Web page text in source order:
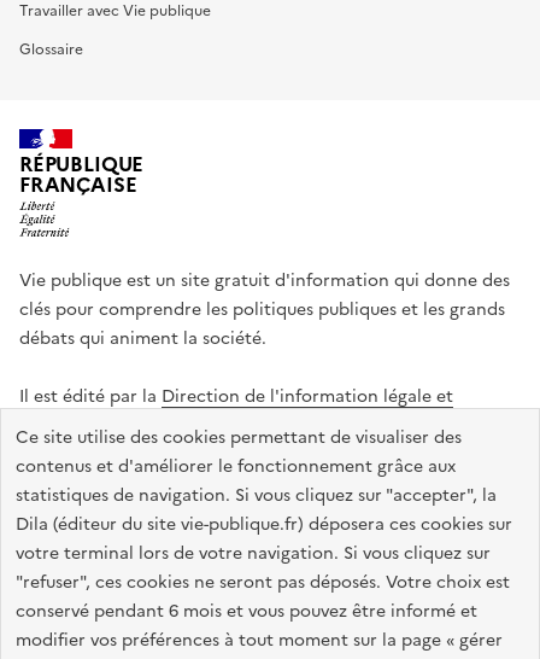
Ce site utilise des cookies permettant de visualiser des
contenus et d'améliorer le fonctionnement grâce aux
statistiques de navigation. Si vous cliquez sur "accepter", la
Dila (éditeur du site vie-publique.fr) déposera ces cookies sur
votre terminal lors de votre navigation. Si vous cliquez sur
"refuser", ces cookies ne seront pas déposés. Votre choix est
conservé pendant 6 mois et vous pouvez être informé et
modifier vos préférences à tout moment sur la page « gérer
Travailler avec Vie publique
Glossaire
RÉPUBLIQUE
FRANÇAISE
Vie publique est un site gratuit d'information qui donne des
clés pour comprendre les politiques publiques et les grands
débats qui animent la société.
Il est édité par la Direction de l'information légale et
administrative
legifrance.gouv.fr info.gouv.fr
data.gouv.fr
service-public.gouv.fr
Accessibilité : totalement conforme Données personnelles